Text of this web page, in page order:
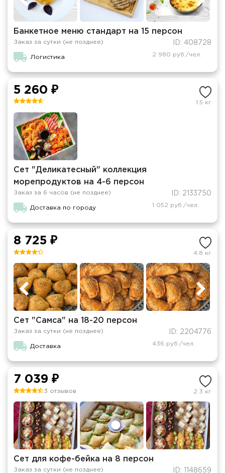
Банкетное меню стандарт на 15 персон
Заказ за сутки (не позднее) ID: 408728
Логистика 2 980 руб./чел.
5 260 ₽
1.5 кг
Сет "Деликатесный" коллекция
морепродуктов на 4-6 персон
Заказ за 6 часов (не позднее) ID: 2133750
Доставка по городу 1 052 руб./чел.
8 725 ₽
4.8 кг
Сет "Самса" на 18-20 персон
Заказ за сутки (не позднее) ID: 2204776
Доставка 436 руб./чел.
7 039 ₽
3 отзывов 2.3 кг
Сет для кофе-бейка на 8 персон
Заказ за сутки (не позднее) ID: 1148659